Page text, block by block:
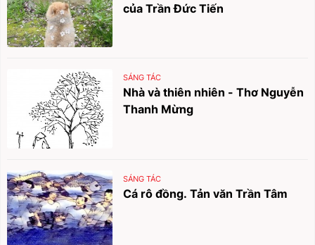
của Trần Đức Tiến
SÁNG TÁC
Nhà và thiên nhiên - Thơ Nguyễn
Thanh Mừng
SÁNG TÁC
Cá rô đồng. Tản văn Trần Tâm